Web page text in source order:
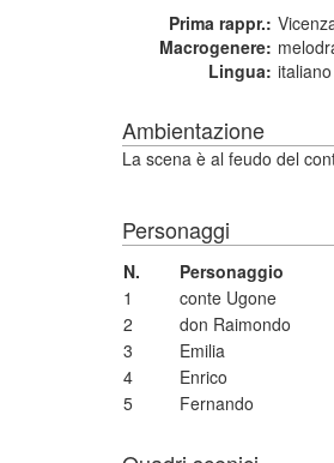
Prima rappr.:
Macrogenere:
Lingua: italiano
Ambientazione
La scena è al feudo del
Personaggi
N. Personaggio
1
conte Ugone
2
don Raimondo
3
Emilia
4
Enrico
5
Fernando